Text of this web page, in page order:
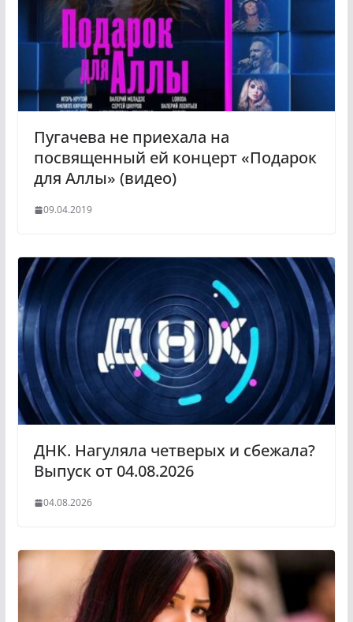
s
n
i
k
i
Пугачева не приехала на
посвященный ей концерт «Подарок
для Аллы» (видео)
09.04.2019
ДНК. Нагуляла четверых и сбежала?
Выпуск от 04.08.2026
04.08.2026